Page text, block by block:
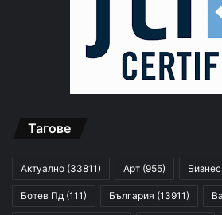
Тагове
Актуално (33811) Арт (955) Бизнес
Ботев Пд (111) България (13911)